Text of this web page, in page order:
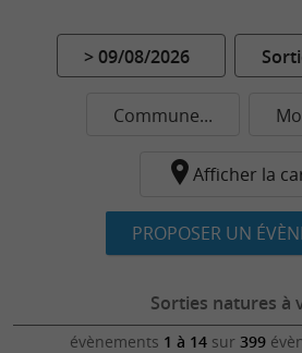
> 09/08/2026
Commune...
Afficher la
PROPOSER UN
Sorties natures à
évènements 1 à 14sur 399